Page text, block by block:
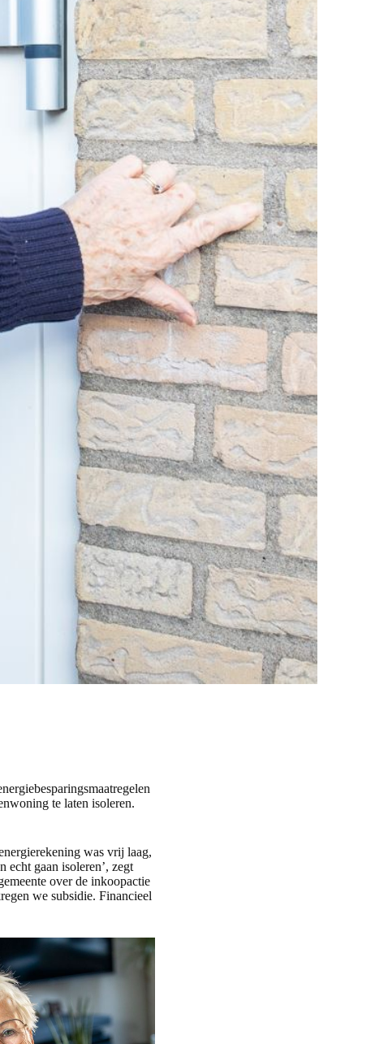
te laten isoleren.
was vrij laag,
echt gaan isoleren’, zegt
over de inkoopactie
we subsidie. Financieel